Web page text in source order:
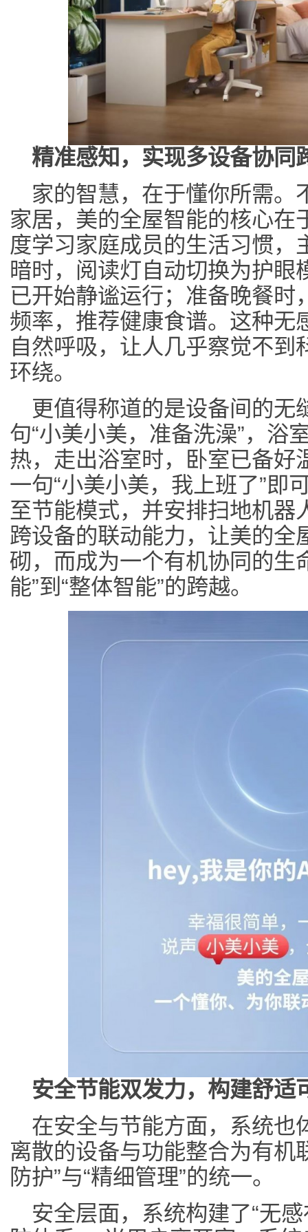
精准感知，实现多设备协同
家的智慧，在于懂你所需。
家居，美的全屋智能的核心在
度学习家庭成员的生活习惯，
暗时，阅读灯自动切换为护眼
已开始静谧运行；准备晚餐时
频率，推荐健康食谱。这种无
自然呼吸，让人几乎察觉不
环绕。
更值得称道的是设备间的无
句“小美小美，准备洗澡”，浴
热，走出浴室时，卧室已备好
一句“小美小美，我上班了”即
至节能模式，并安排扫地机器
跨设备的联动能力，让美的全
砌，而成为一个有机协同的生
能”到“整体智能”的跨越。
安全节能双发力，构建舒适
在安全与节能方面，系统也
离散的设备与功能整合为有机
防护”与“精细管理”的统一。
安全层面，系统构建了“无